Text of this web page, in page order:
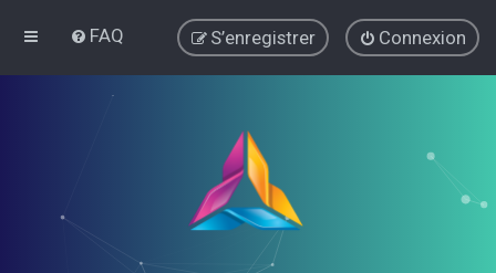
FAQ Connexion
S’enregistrer